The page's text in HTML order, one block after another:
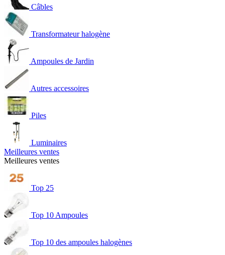
Câbles
Transformateur halogène
Ampoules de Jardin
Autres accessoires
Piles
Luminaires
Meilleures ventes
Meilleures ventes
Top 25
Top 10 Ampoules
Top 10 des ampoules halogènes